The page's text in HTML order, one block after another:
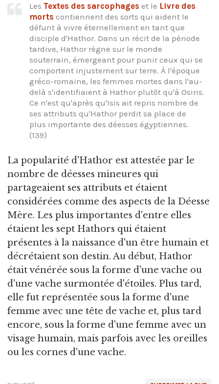
Les Textes des sarcophages et le Livre des
morts contiennent des sorts qui aident le
défunt à vivre éternellement en tant que
disciple d'Hathor. Dans un récit de la période
tardive, Hathor règne sur le monde
souterrain, émergeant pour punir ceux qui se
comportent injustement sur terre. À l'époque
gréco-romaine, les femmes mortes dans l'au-
delà s'identifiaient à Hathor plutôt qu'à Osiris.
Ce n'est qu'après qu'Isis ait repris nombre de
ses attributs qu'Hathor perdit sa place de
plus importante des déesses égyptiennes.
(139)
La popularité d'Hathor est attestée par le
nombre de déesses mineures qui
partageaient ses attributs et étaient
considérées comme des aspects de la Déesse
Mère. Les plus importantes d'entre elles
étaient les sept Hathors qui étaient
présentes à la naissance d'un être humain et
décrétaient son destin. Au début, Hathor
était vénérée sous la forme d'une vache ou
d'une vache surmontée d'étoiles. Plus tard,
elle fut représentée sous la forme d'une
femme avec une tête de vache et, plus tard
encore, sous la forme d'une femme avec un
visage humain, mais parfois avec les oreilles
ou les cornes d'une vache.